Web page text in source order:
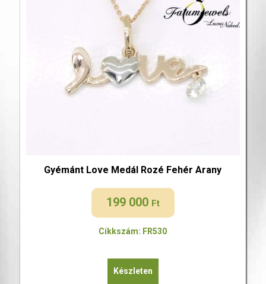
Gyémánt Love Medál Rozé Fehér Arany
199 000 Ft
Cikkszám: FR530
Készleten